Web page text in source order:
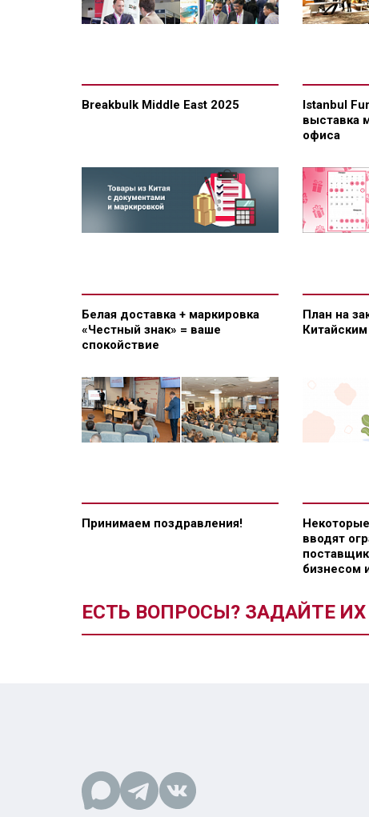
Breakbulk Middle East 2025
Istanbul
выставка
офиса
Белая доставка + маркировка
«Честный знак» = ваше
спокойствие
План на
Принимаем поздравления!
вводят
бизнесом
ЕСТЬ ВОПРОСЫ? ЗАДАЙТЕ